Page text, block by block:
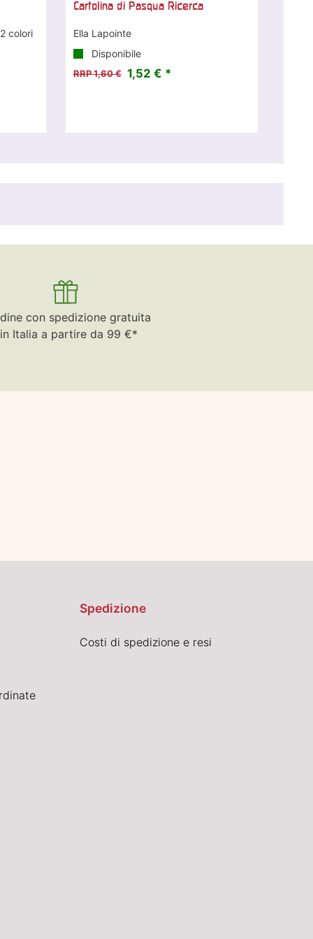
colori
Cartolina di Pasqua Ricerca
Ella Lapointe
Disponibile
RRP 1,60 € 1,52 € *
con spedizione gratuita
in Italia a partire da 99 €*
Spedizione
Costi di spedizione e resi